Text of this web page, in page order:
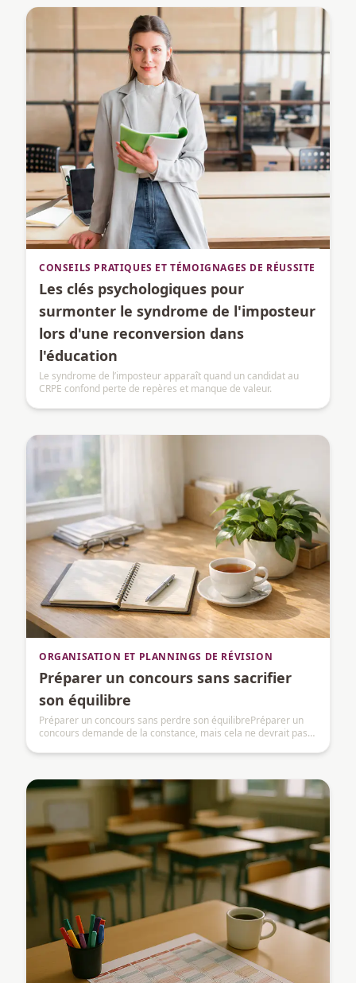
CONSEILS PRATIQUES ET TÉMOIGNAGES DE RÉUSSITE
Les clés psychologiques pour
surmonter le syndrome de l'imposteur
lors d'une reconversion dans
l'éducation
Le syndrome de l’imposteur apparaît quand un candidat au
CRPE confond perte de repères et manque de valeur.
ORGANISATION ET PLANNINGS DE RÉVISION
Préparer un concours sans sacrifier
son équilibre
Préparer un concours sans perdre son équilibrePréparer un
concours demande de la constance, mais cela ne devrait pas